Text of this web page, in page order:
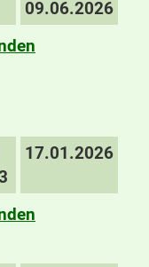
09.06.2026
17.01.2026